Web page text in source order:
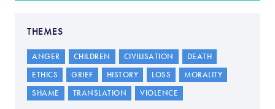
THEMES
ANGER CHILDREN CIVILISATION
DEATH
ETHICS
GRIEF HISTORY LOSS
MORALITY
SHAME
TRANSLATION VIOLENCE